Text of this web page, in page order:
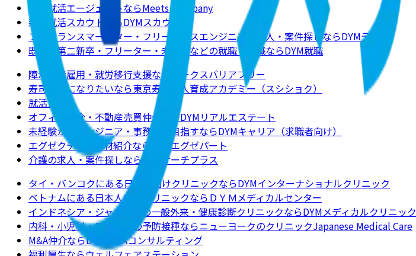
新卒就活エージェントならMeets Company
新卒就活スカウトならDYMスカウト
フリーランスマーケター・フリーランスエンジニアの求人・案件探しならDYMテック
既卒・第二新卒・フリーター・未経験などの就職・転職ならDYM就職
障がい者雇用・就労移行支援ならワークスバリアフリー
寿司職人になりたいなら東京寿司職人育成アカデミー（スシショク）
就活ノート
オフィス仲介・不動産売買仲介ならDYMリアルエステート
未経験からエンジニア・事務職を目指すならDYMキャリア（求職者向け）
エグゼクティブ人材紹介ならDYMエグゼパート
介護の求人・案件探しなら介護サーチプラス
タイ・バンコクにある日本人向けクリニックならDYMインターナショナルクリニック
ベトナムにある日本人向けクリニックならＤＹＭメディカルセンター
インドネシア・ジャカルタの一般外来・健康診断クリニックならDYMメディカルクリニック
内科・小児科・ワクチンの予防接種ならニューヨークのクリニックJapanese Medical Care
M&A仲介ならDYM M&Aコンサルティング